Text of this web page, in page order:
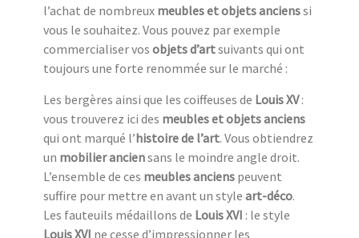
l’achat de nombreux meubles et objets ancienssi
vous le souhaitez. Vous pouvez par exemple
commercialiser vos objets d’artsuivants qui ont
toujours une forte renommée sur le marché :
Les bergères ainsi que les coiffeuses de Louis XV:
vous trouverez ici des meubles et objets anciens
qui ont marqué l’histoire de l’art. Vous obtiendrez
un mobilier anciensans le moindre angle droit.
L’ensemble de ces meubles anciens peuvent
suffire pour mettre en avant un style art-déco.
Les fauteuils médaillons de Louis XVI : le style
Louis XVI ne cesse d’impressionner les